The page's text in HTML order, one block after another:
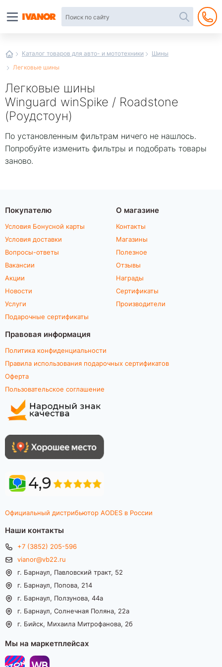
Каталог товаров для авто- и мототехники
Шины
Легковые шины
Легковые шины
Winguard winSpike / Roadstone
(Роудстоун)
По установленным фильтрам ничего не нашлось.
Попробуйте изменить фильтры и подобрать товары
заново.
Покупателю
Условия Бонусной карты
Условия доставки
Вопросы-ответы
Вакансии
Акции
Новости
Услуги
Подарочные сертификаты
О магазине
Контакты
Магазины
Полезное
Отзывы
Награды
Сертификаты
Производители
Правовая информация
Политика конфиденциальности
Правила использования подарочных сертификатов
Оферта
Пользовательское соглашение
Официальный дистрибьютор AODES в России
Наши контакты
+7 (3852) 205-596
vianor@vb22.ru
г. Барнаул, Павловский тракт, 52
г. Барнаул, Попова, 214
г. Барнаул, Ползунова, 44а
г. Барнаул, Солнечная Поляна, 22а
г. Бийск, Михаила Митрофанова, 2б
Мы на маркетплейсах
интернет-